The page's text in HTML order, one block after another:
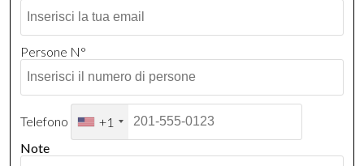
Persone N°
Telefono
+1
Note